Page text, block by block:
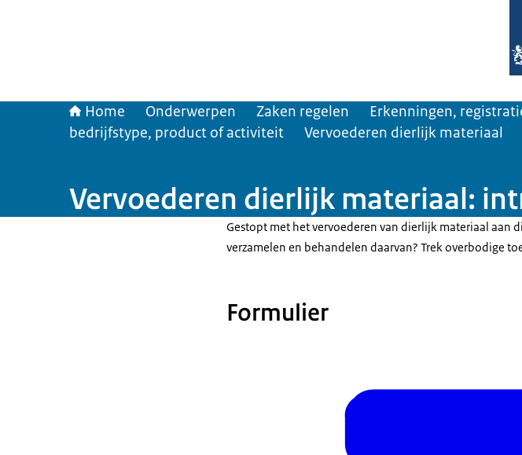
Home Onderwerpen Zaken regelen Erkenningen,
bedrijfstype, product of activiteit
Vervoederen dierlijk materiaal
Vervoederen dierlijk materiaal:
Gestopt met het vervoederen van dierlijk materiaal aan
verzamelen en behandelen daarvan? Trek overbodige
Formulier